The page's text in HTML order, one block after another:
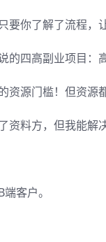
你了解了流程，
的四高副业项目：
源门槛！但资源
料方，但我能解
客户。